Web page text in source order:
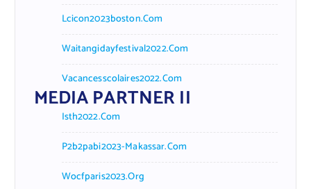
Lcicon2023boston.com
Waitangidayfestival2022.com
Vacancesscolaires2022.com
MEDIA PARTNER II
Isth2022.com
P2b2pabi2023-Makassar.com
Wocfparis2023.org